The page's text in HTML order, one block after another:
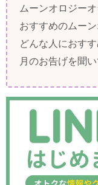
ムーンオロジー
おすすめのムー
どんな人におす
月のお告げを聞